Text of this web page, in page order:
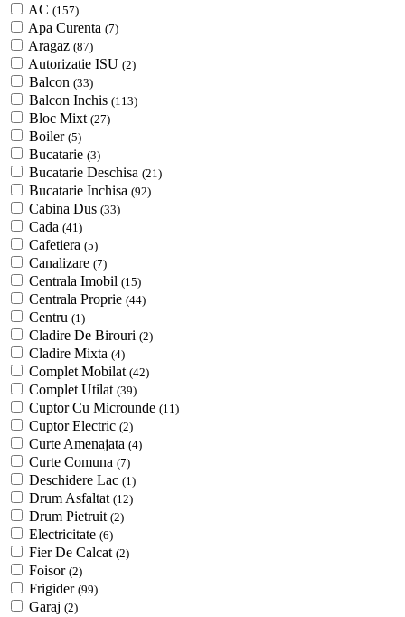
AC (157)
Apa Curenta (7)
Aragaz (87)
Autorizatie ISU (2)
Balcon (33)
Balcon Inchis (113)
Bloc Mixt (27)
Boiler (5)
Bucatarie (3)
Bucatarie Deschisa (21)
Bucatarie Inchisa (92)
Cabina Dus (33)
Cada (41)
Cafetiera (5)
Canalizare (7)
Centrala Imobil (15)
Centrala Proprie (44)
Centru (1)
Cladire De Birouri (2)
Cladire Mixta (4)
Complet Mobilat (42)
Complet Utilat (39)
Cuptor Cu Microunde (11)
Cuptor Electric (2)
Curte Amenajata (4)
Curte Comuna (7)
Deschidere Lac (1)
Drum Asfaltat (12)
Drum Pietruit (2)
Electricitate (6)
Fier De Calcat (2)
Foisor (2)
Frigider (99)
Garaj (2)